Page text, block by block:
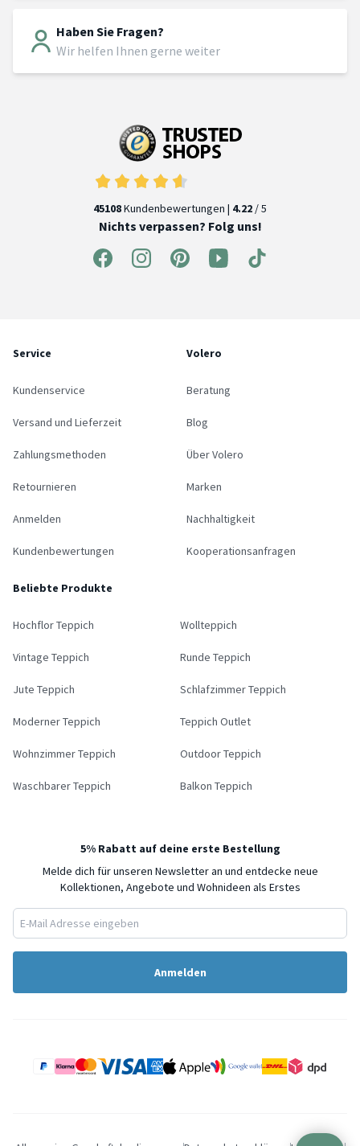
Haben Sie Fragen?
Wir helfen Ihnen gerne weiter
45108Kundenbewertungen | 4.22 / 5
Nichts verpassen? Folg uns!
Service
Kundenservice
Versand und Lieferzeit
Zahlungsmethoden
Retournieren
Anmelden
Kundenbewertungen
Volero
Beratung
Blog
Über Volero
Marken
Nachhaltigkeit
Kooperationsanfragen
Beliebte Produkte
Hochflor Teppich Wollteppich
Vintage Teppich Runde Teppich
Jute Teppich Schlafzimmer Teppich
Moderner Teppich Teppich Outlet
Wohnzimmer Teppich Outdoor Teppich
Waschbarer Teppich Balkon Teppich
5% Rabatt auf deine erste Bestellung
Melde dich für unseren Newsletter an und entdecke neue
Kollektionen, Angebote und Wohnideen als Erstes
Anmelden